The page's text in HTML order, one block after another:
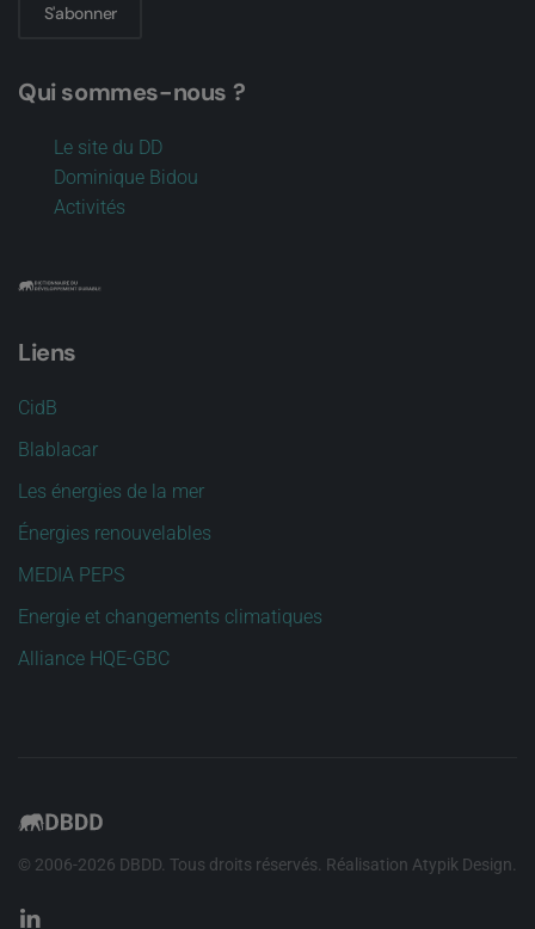
S'abonner
Qui sommes-nous ?
Le site du DD
Dominique Bidou
Activités
Liens
CidB
Blablacar
Les énergies de la mer
Énergies renouvelables
MEDIA PEPS
Energie et changements climatiques
Alliance HQE-GBC
© 2006-2026 DBDD. Tous droits réservés. Réalisation Atypik Design